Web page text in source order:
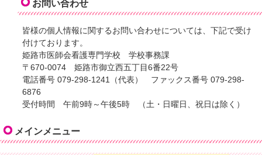
お問い合わせ
皆様の個人情報に関するお問い合わせについては、下記で受け
付けております。
姫路市医師会看護専門学校 学校事務課
〒670-0074 姫路市御立西五丁目6番22号
電話番号 079-298-1241（代表） ファックス番号 079-298-
6876
受付時間 午前9時～午後5時 （土・日曜日、祝日は除く）
メインメニュー